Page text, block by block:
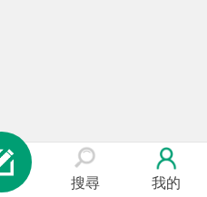
搜尋 我的